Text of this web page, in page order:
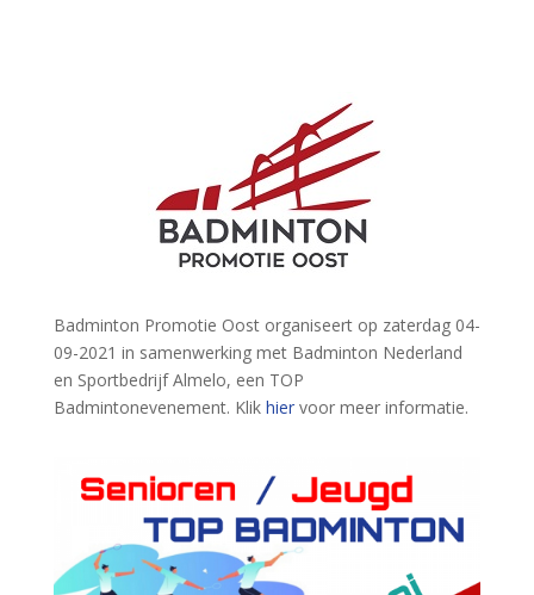
Badminton Promotie Oost organiseert op zaterdag 04-
09-2021 in samenwerking met Badminton Nederland
en Sportbedrijf Almelo, een TOP
Badmintonevenement. Klik hiervoor meer informatie.